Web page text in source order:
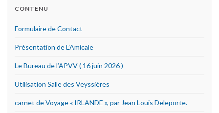
CONTENU
Formulaire de Contact
Présentation de L’Amicale
Le Bureau de l’APVV ( 16 juin 2026 )
Utilisation Salle des Veyssières
carnet de Voyage « IRLANDE », par Jean Louis Deleporte.